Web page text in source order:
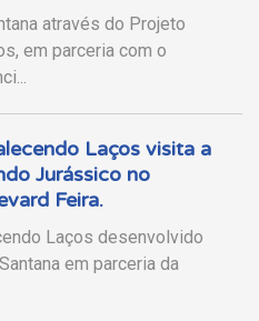
através do Projeto
em parceria com o
Laços visita a
Jurássico no
Feira.
Laços desenvolvido
em parceria da